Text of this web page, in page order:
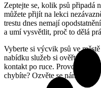
Zeptejte se, kolik psů připadá
můžete přijít na lekci
trestu dnes nemají
a umí vysvětlit, proč to dělá
Vyberte si výcvik psů ve
nabídku služeb si ověřte
kontakt po ruce. Provozujete
chybíte? Ozvěte se nám.